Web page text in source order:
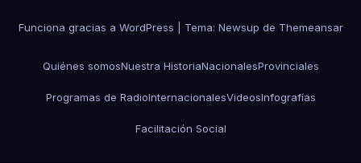
Funciona gracias a WordPress Tema: Newsup de Themeansar
Quiénes somosNuestra HistoriaNacionalesProvinciales
Programas de RadioInternacionalesVideosInfografías
Facilitación Social